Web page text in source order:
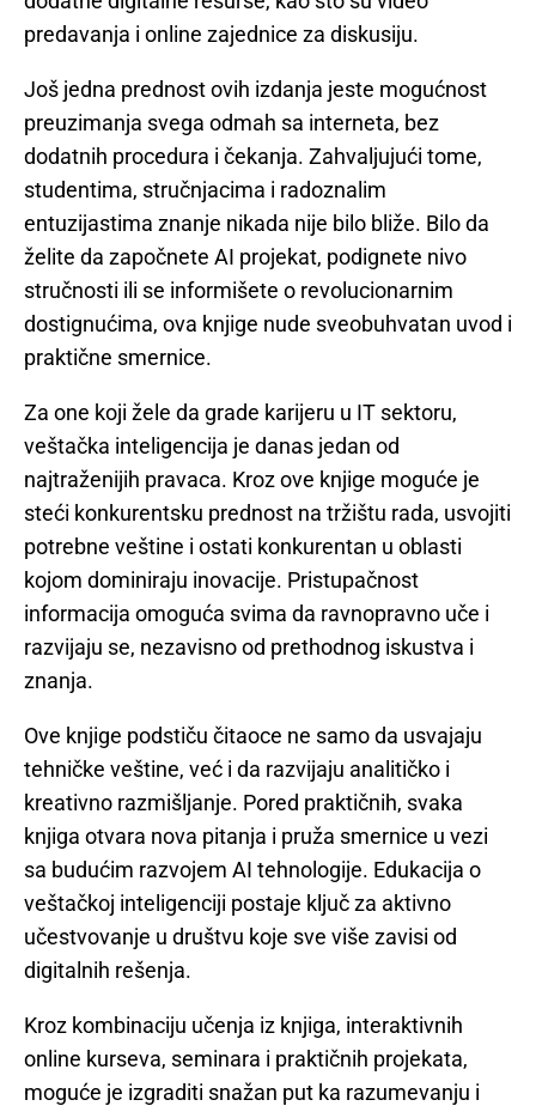
predavanja i online zajednice za diskusiju.
Još jedna prednost ovih izdanja jeste mogućnost
preuzimanja svega odmah sa interneta, bez
dodatnih procedura i čekanja. Zahvaljujući tome,
studentima, stručnjacima i radoznalim
entuzijastima znanje nikada nije bilo bliže. Bilo da
želite da započnete AI projekat, podignete nivo
stručnosti ili se informišete o revolucionarnim
dostignućima, ova knjige nude sveobuhvatan uvod i
praktične smernice.
Za one koji žele da grade karijeru u IT sektoru,
veštačka inteligencija je danas jedan od
najtraženijih pravaca. Kroz ove knjige moguće je
steći konkurentsku prednost na tržištu rada, usvojiti
potrebne veštine i ostati konkurentan u oblasti
kojom dominiraju inovacije. Pristupačnost
informacija omoguća svima da ravnopravno uče i
razvijaju se, nezavisno od prethodnog iskustva i
znanja.
Ove knjige podstiču čitaoce ne samo da usvajaju
tehničke veštine, već i da razvijaju analitičko i
kreativno razmišljanje. Pored praktičnih, svaka
knjiga otvara nova pitanja i pruža smernice u vezi
sa budućim razvojem AI tehnologije. Edukacija o
veštačkoj inteligenciji postaje ključ za aktivno
učestvovanje u društvu koje sve više zavisi od
digitalnih rešenja.
Kroz kombinaciju učenja iz knjiga, interaktivnih
online kurseva, seminara i praktičnih projekata,
moguće je izgraditi snažan put ka razumevanju i